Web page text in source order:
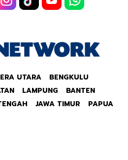
UTARA
BENGKULU
LAMPUNG
BANTEN
JAWA TIMUR PAPUA